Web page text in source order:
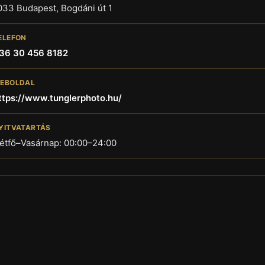
Budapest, Bogdáni út 1
30 456 8182
www.tunglerphoto.hu/
00:00–24:00